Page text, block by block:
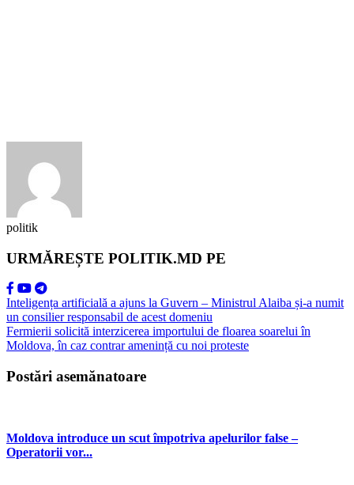
politik
URMĂREȘTE POLITIK.MD PE
Inteligența artificială a ajuns la Guvern – Ministrul Alaiba și-a numit
un consilier responsabil de acest domeniu
Fermierii solicită interzicerea importului de floarea soarelui în
Moldova, în caz contrar amenință cu noi proteste
Postări asemănatoare
Moldova introduce un scut împotriva apelurilor false –
Operatorii vor...